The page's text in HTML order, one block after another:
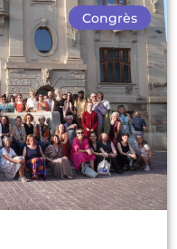
Congrès